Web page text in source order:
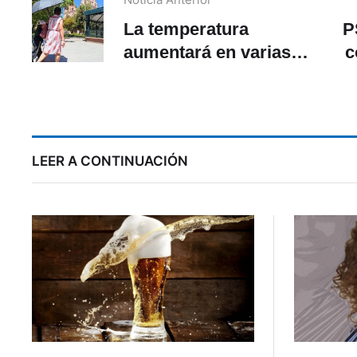
La temperatura
aumentará en varias
LEER A CONTINUACIÓN